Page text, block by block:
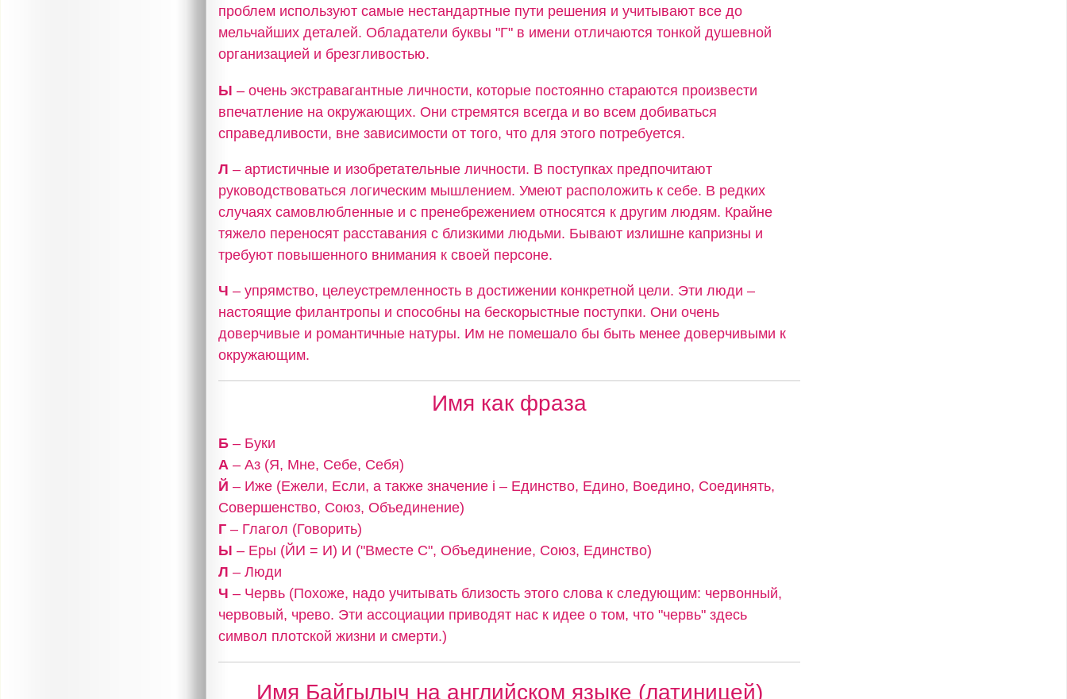
проблем используют самые нестандартные пути решения и учитывают все до
мельчайших деталей. Обладатели буквы "Г" в имени отличаются тонкой душевной
организацией и брезгливостью.
Ы – очень экстравагантные личности, которые постоянно стараются произвести
впечатление на окружающих. Они стремятся всегда и во всем добиваться
справедливости, вне зависимости от того, что для этого потребуется.
Л – артистичные и изобретательные личности. В поступках предпочитают
руководствоваться логическим мышлением. Умеют расположить к себе. В редких
случаях самовлюбленные и с пренебрежением относятся к другим людям. Крайне
тяжело переносят расставания с близкими людьми. Бывают излишне капризны и
требуют повышенного внимания к своей персоне.
Ч – упрямство, целеустремленность в достижении конкретной цели. Эти люди –
настоящие филантропы и способны на бескорыстные поступки. Они очень
доверчивые и романтичные натуры. Им не помешало бы быть менее доверчивыми к
окружающим.
Имя как фраза
Б – Буки
А – Аз (Я, Мне, Себе, Себя)
Й – Иже (Ежели, Если, а также значение i – Единство, Едино, Воедино, Соединять,
Совершенство, Союз, Объединение)
Г – Глагол (Говорить)
Ы – Еры (ЙИ = И) И ("Вместе С", Объединение, Союз, Единство)
Л – Люди
Ч – Червь (Похоже, надо учитывать близость этого слова к следующим: червонный,
червовый, чрево. Эти ассоциации приводят нас к идее о том, что "червь" здесь
символ плотской жизни и смерти.)
Имя Байгылыч на английском языке (латиницей)